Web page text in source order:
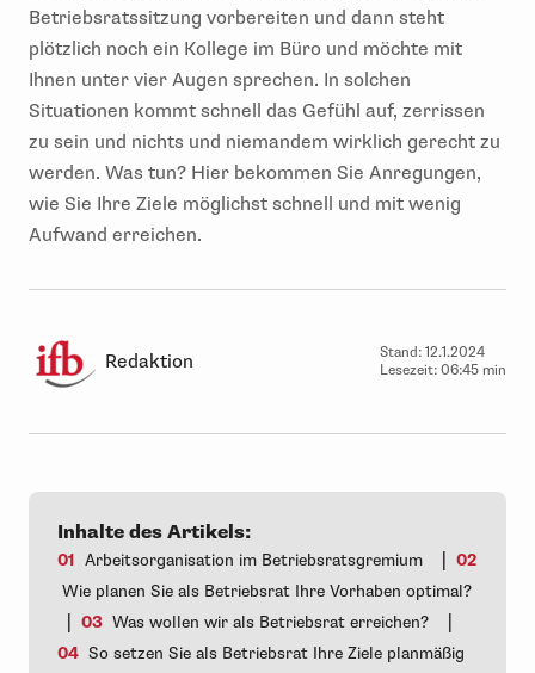
Betriebsratssitzung vorbereiten und dann steht
plötzlich noch ein Kollege im Büro und möchte mit
Ihnen unter vier Augen sprechen. In solchen
Situationen kommt schnell das Gefühl auf, zerrissen
zu sein und nichts und niemandem wirklich gerecht zu
werden. Was tun? Hier bekommen Sie Anregungen,
wie Sie Ihre Ziele möglichst schnell und mit wenig
Aufwand erreichen.
Redaktion Stand: 12.1.2024
Lesezeit: 06:45 min
Inhalte des Artikels:
01 Arbeitsorganisation im Betriebsratsgremium
02
Wie planen Sie als Betriebsrat Ihre Vorhaben optimal?
03 Was wollen wir als Betriebsrat erreichen?
04 So setzen Sie als Betriebsrat Ihre Ziele planmäßig